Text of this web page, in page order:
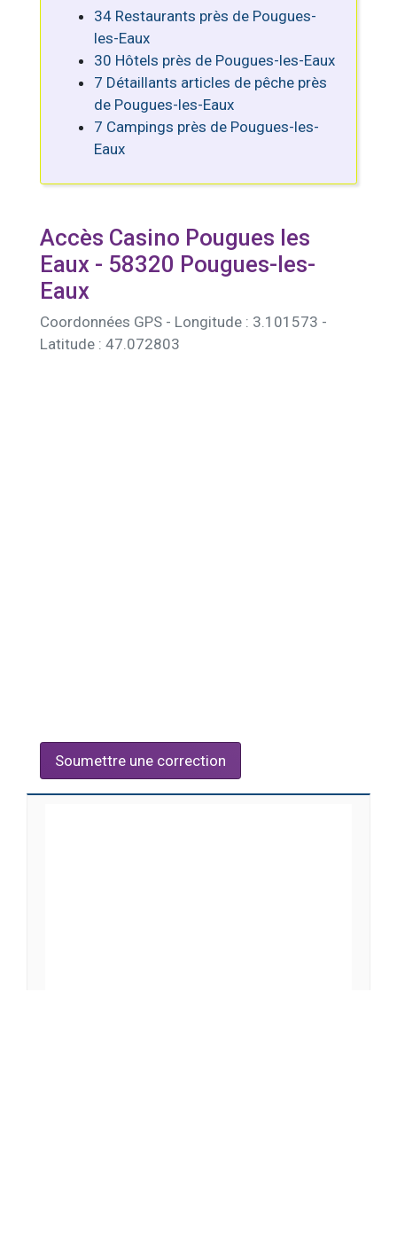
34 Restaurants près de Pougues-
les-Eaux
30 Hôtels près de Pougues-les-Eaux
7 Détaillants articles de pêche près
de Pougues-les-Eaux
7 Campings près de Pougues-les-
Eaux
Accès Casino Pougues les
Eaux - 58320 Pougues-les-
Eaux
Coordonnées GPS - Longitude : 3.101573 -
Latitude : 47.072803
Soumettre une correction